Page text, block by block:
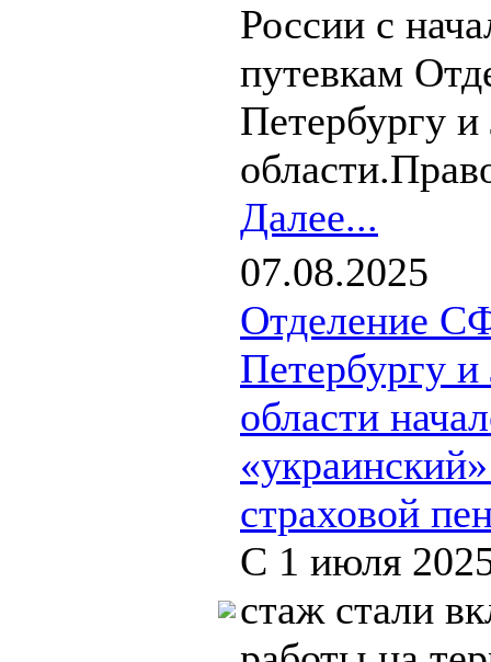
России с
путевкам
Петербургу
Далее...
07.08.2025
Отделение
Петербургу
области
страховой
С 1 июля
стаж стали